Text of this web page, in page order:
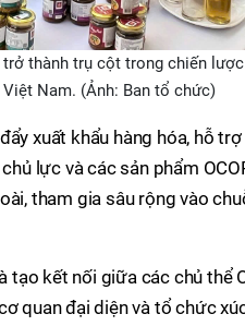
trở thành trụ cột trong chiến
Việt Nam. (Ảnh: Ban tổ chức)
xuất khẩu hàng hóa, hỗ
lực và các sản phẩm
tham gia sâu rộng vào
tạo kết nối giữa các chủ thể
quan đại diện và tổ chức